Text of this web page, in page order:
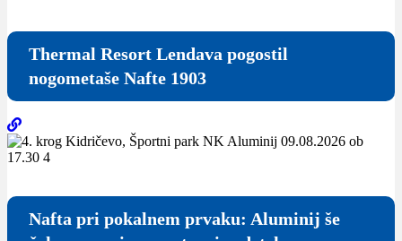
Thermal Resort Lendava pogostil
nogometaše Nafte 1903
Nafta pri pokalnem prvaku: Aluminij še